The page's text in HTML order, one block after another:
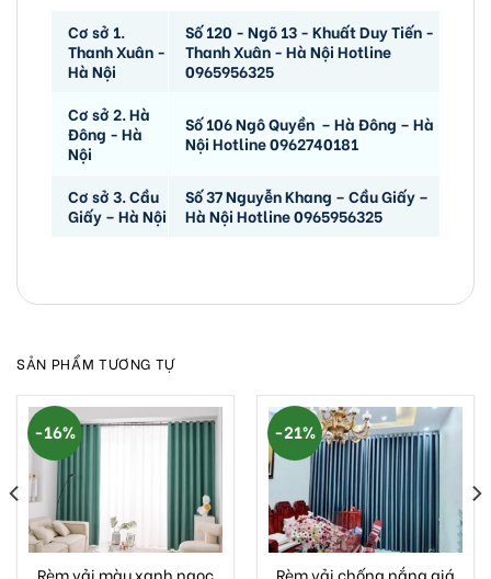
Cơ sở 1.
Thanh Xuân -
Hà Nội
Số 120 - Ngõ 13 - Khuất Duy Tiến -
Thanh Xuân - Hà Nội Hotline
0965956325
Cơ sở 2. Hà
Đông - Hà
Nội
Số 106 Ngô Quyền – Hà Đông – Hà
Nội Hotline 0962740181
Cơ sở 3. Cầu
Giấy – Hà Nội
Số 37 Nguyễn Khang – Cầu Giấy –
Hà Nội Hotline 0965956325
SẢN PHẨM TƯƠNG TỰ
-16%
Rèm vải màu xanh ngọc
-21%
Rèm vải chống nắng giá